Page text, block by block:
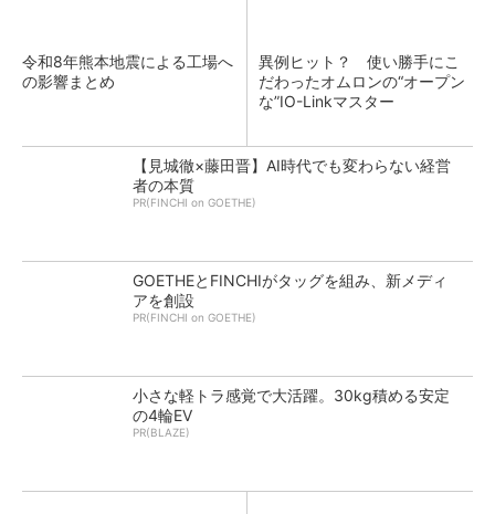
令和8年熊本地震による工場へ
の影響まとめ
異例ヒット？ 使い勝手にこ
だわったオムロンの“オープン
な”IO-Linkマスター
【見城徹×藤田晋】AI時代でも変わらない経営
者の本質
PR(FINCHI on GOETHE)
GOETHEとFINCHIがタッグを組み、新メディ
アを創設
PR(FINCHI on GOETHE)
小さな軽トラ感覚で大活躍。30kg積める安定
の4輪EV
PR(BLAZE)